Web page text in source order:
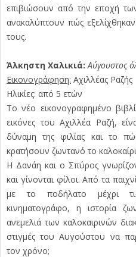
επιβιώσουν από την εποχή
ανακαλύπτουν πώς
τους.
Άλκηστη Χαλικιά: Αύγουστος
Εικονογράφηση: Αχιλλέας Ραζής
Ηλικίες: από 5 ετών
Το νέο εικονογραφημένο
εικόνες του Αχιλλέα Ραζή,
δύναμη της φιλίας και το
κρατήσουν ζωντανό το
Η Δανάη και ο Σπύρος
και γίνονται φίλοι. Από τα
με το ποδήλατο μέχρι
κινηματογράφο, η ιστορία
ανεμελιά των καλοκαιρινών
στιγμές του Αυγούστου να
τον χρόνο;